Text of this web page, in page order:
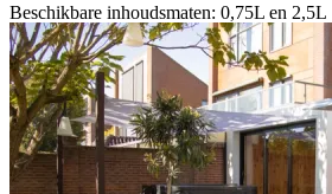
Beschikbare inhoudsmaten: 0,75L en 2,5L
1L is circa voldoende voor 24 m2 bij één
Tip: schaf altijd iets meer product aan dan
vierkante meters. U kunt namelijk het
bijwerken met de Anti-slip Olie.
Let op:De Anti-slip Terras-Olie moet altijd
Olie worden gezet. De Anti-Slip versie